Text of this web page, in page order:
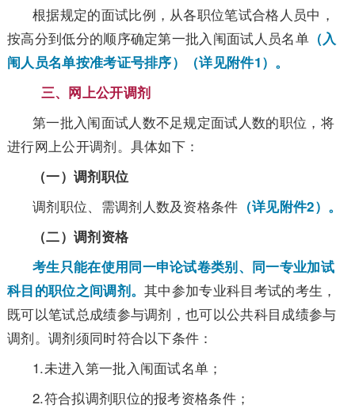
根据规定的面试比例，从各职位笔试合格人员中，
按高分到低分的顺序确定第一批入闱面试人员名单 （入
闱人员名单按准考证号排序）（详见附件1）。
三、网上公开调剂
第一批入闱面试人数不足规定面试人数的职位，将
进行网上公开调剂。具体如下：
（一）调剂职位
调剂职位、需调剂人数及资格条件 （详见附件2）。
（二）调剂资格
考生只能在使用同一申论试卷类别、同一专业加试
科目的职位之间调剂。其中参加专业科目考试的考生，
既可以笔试总成绩参与调剂，也可以公共科目成绩参与
调剂。调剂须同时符合以下条件：
1.未进入第一批入闱面试名单；
2.符合拟调剂职位的报考资格条件；